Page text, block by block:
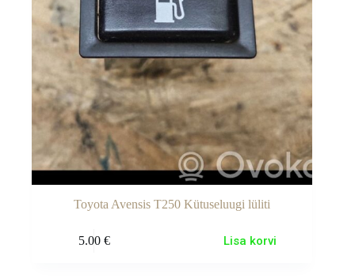
Toyota Avensis T250 Kütuseluugi lüliti
5.00 € Lisa korvi